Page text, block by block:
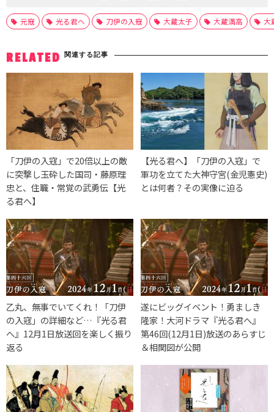
元寇 光る君へ 刀伊の入寇 大蔵太子 大蔵満高 大
RELATED 関連する記事
「刀伊の入寇」で20倍以上の敵
に突撃し玉砕した国司・藤原理
忠と、住職・常覚の武勇伝【光
る君へ】
【光る君へ】「刀伊の入寇」で
軍功を立てた大神守宮(金児憲史)
とは何者？その実像に迫る
乙丸、無事でいてくれ！「刀伊
の入寇」の詳細など…『光る君
へ』12月1日放送回を楽しく振り
返る
遂にビッグイベント！勇ましき
隆家！大河ドラマ『光る君へ』
第46回(12月1日)放送のあらすじ
＆相関図が公開